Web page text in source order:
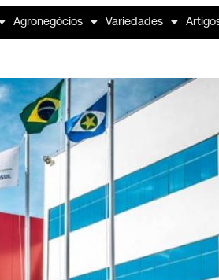
Agronegócios Variedades